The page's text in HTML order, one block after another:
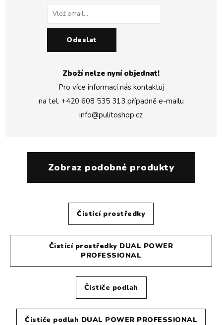
Odeslat
Zboží nelze nyní objednat!
Pro více informací nás kontaktuj
na tel. +420 608 535 313 případně e-mailu
info@pulitoshop.cz
Zobraz podobné produkty
Čistící prostředky
Čistící prostředky DUAL POWER
PROFESSIONAL
Čističe podlah
Čističe podlah DUAL POWER PROFESSIONAL